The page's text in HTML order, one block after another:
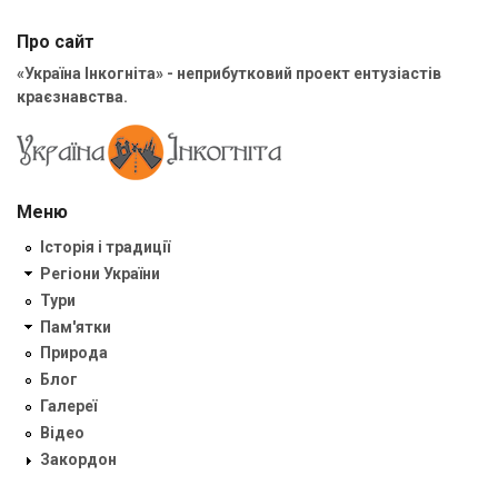
Про сайт
«Україна Інкогніта» - неприбутковий проект ентузіастів
краєзнавства.
Меню
Історія і традиції
Регіони України
Тури
Пам'ятки
Природа
Блог
Галереї
Відео
Закордон